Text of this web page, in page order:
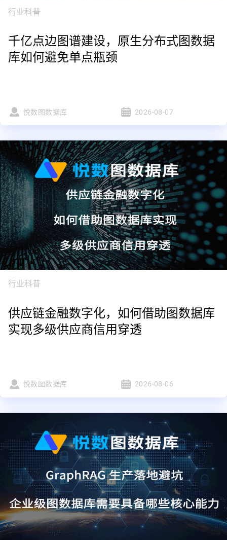
行业科普
千亿点边图谱建设，原生分布式图数据
库如何避免单点瓶颈
悦数图数据库 2026-08-07
行业科普
供应链金融数字化，如何借助图数据库
实现多级供应商信用穿透
悦数图数据库 2026-08-06